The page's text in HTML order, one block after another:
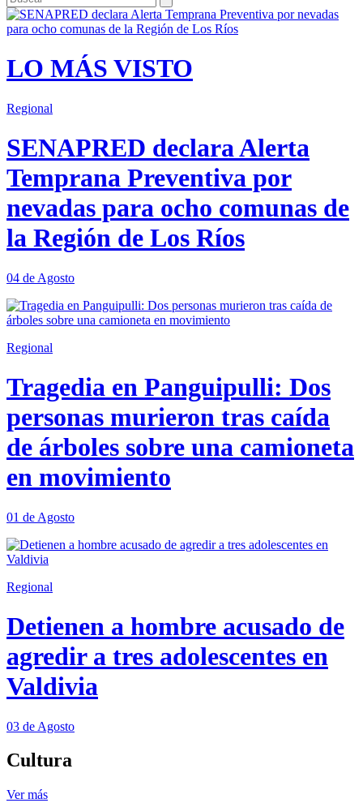
LO MÁS VISTO
Regional
SENAPRED declara Alerta
Temprana Preventiva por
nevadas para ocho comunas de
la Región de Los Ríos
04 de Agosto
Regional
Tragedia en Panguipulli: Dos
personas murieron tras caída
de árboles sobre una camioneta
en movimiento
01 de Agosto
Regional
Detienen a hombre acusado de
agredir a tres adolescentes en
Valdivia
03 de Agosto
Cultura
Ver más